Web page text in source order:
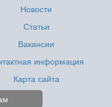
Новости
Статьи
Вакансии
информация
Карта сайта